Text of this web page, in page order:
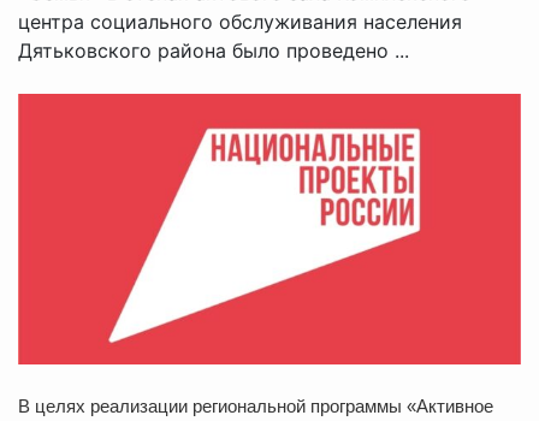
центра социального обслуживания населения
Дятьковского района было проведено ...
В целях реализации региональной программы «Активное